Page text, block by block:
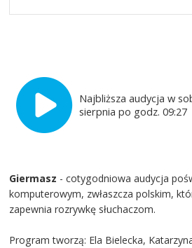
Najbliższa audycja w
sierpnia po godz. 09:27
Giermasz - cotygodniowa audycja
komputerowym, zwłaszcza polskim,
zapewnia rozrywkę słuchaczom.
Program tworzą: Ela Bielecka,